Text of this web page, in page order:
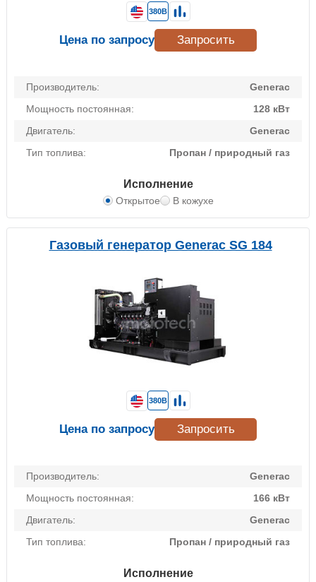
Производитель:
Generac
Мощность постоянная:
128 кВт
Двигатель:
Generac
Тип топлива:
Пропан / природный газ
Исполнение
Открытое В кожухе
380В
Цена по запросу Запросить
Газовый генератор Generac SG 184
Производитель:
Generac
Мощность постоянная:
166 кВт
Двигатель:
Generac
Тип топлива:
Пропан / природный газ
Исполнение
380В
Цена по запросу Запросить